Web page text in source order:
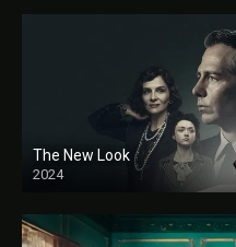
The New Look
2024